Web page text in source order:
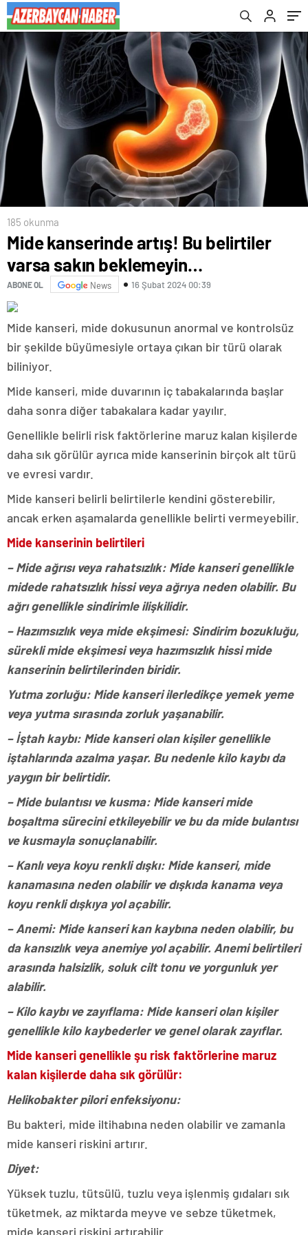
185 okunma
Mide kanserinde artış! Bu belirtiler
varsa sakın beklemeyin…
ABONE OL News 16 Şubat 2024 00:39
Mide kanseri, mide dokusunun anormal ve kontrolsüz
bir şekilde büyümesiyle ortaya çıkan bir türü olarak
biliniyor.
Mide kanseri, mide duvarının iç tabakalarında başlar
daha sonra diğer tabakalara kadar yayılır.
Genellikle belirli risk faktörlerine maruz kalan kişilerde
daha sık görülür ayrıca mide kanserinin birçok alt türü
ve evresi vardır.
Mide kanseri belirli belirtilerle kendini gösterebilir,
ancak erken aşamalarda genellikle belirti vermeyebilir.
Mide kanserinin belirtileri
– Mide ağrısı veya rahatsızlık: Mide kanseri genellikle
midede rahatsızlık hissi veya ağrıya neden olabilir. Bu
ağrı genellikle sindirimle ilişkilidir.
– Hazımsızlık veya mide ekşimesi: Sindirim bozukluğu,
sürekli mide ekşimesi veya hazımsızlık hissi mide
kanserinin belirtilerinden biridir.
Yutma zorluğu: Mide kanseri ilerledikçe yemek yeme
veya yutma sırasında zorluk yaşanabilir.
– İştah kaybı: Mide kanseri olan kişiler genellikle
iştahlarında azalma yaşar. Bu nedenle kilo kaybı da
yaygın bir belirtidir.
– Mide bulantısı ve kusma: Mide kanseri mide
boşaltma sürecini etkileyebilir ve bu da mide bulantısı
ve kusmayla sonuçlanabilir.
– Kanlı veya koyu renkli dışkı: Mide kanseri, mide
kanamasına neden olabilir ve dışkıda kanama veya
koyu renkli dışkıya yol açabilir.
– Anemi: Mide kanseri kan kaybına neden olabilir, bu
da kansızlık veya anemiye yol açabilir. Anemi belirtileri
arasında halsizlik, soluk cilt tonu ve yorgunluk yer
alabilir.
– Kilo kaybı ve zayıflama: Mide kanseri olan kişiler
genellikle kilo kaybederler ve genel olarak zayıflar.
Mide kanseri genellikle şu risk faktörlerine maruz
kalan kişilerde daha sık görülür:
Helikobakter pilori enfeksiyonu:
Bu bakteri, mide iltihabına neden olabilir ve zamanla
mide kanseri riskini artırır.
Diyet:
Yüksek tuzlu, tütsülü, tuzlu veya işlenmiş gıdaları sık
tüketmek, az miktarda meyve ve sebze tüketmek,
mide kanseri riskini artırabilir.